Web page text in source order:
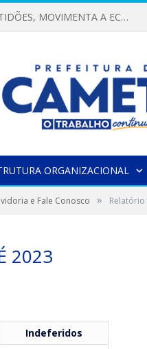
FESTIVAL DE VERÃO 2026 REÚNE MULTIDÕES, MOVIMENTA A ECONOMIA E FORTALECE A CULTURA LOCAL
ORGANIZACIONAL
e Fale Conosco » Relatório
2023
Indeferidos